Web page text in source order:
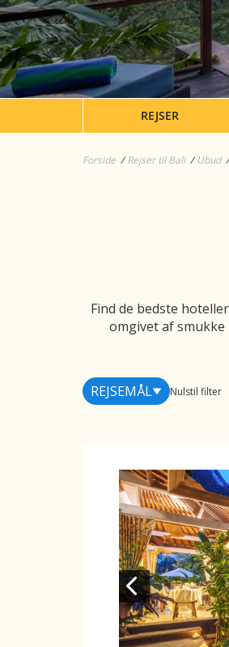
REJSER
Forside Rejser til Bali Ubud
Find de bedste
omgivet af
REJSEMÅL Nulstil filter